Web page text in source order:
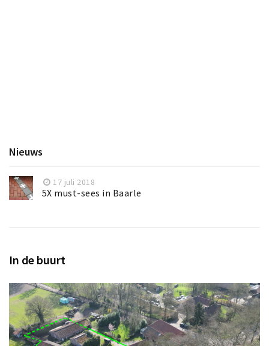
Nieuws
17 juli 2018
5X must-sees in Baarle
In de buurt